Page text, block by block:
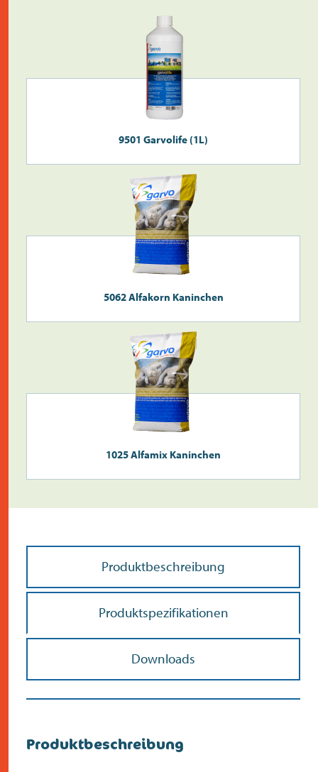
Überprüfen Sie die
Postleitzahl
Suche>
9501 Garvolife (1L)
5062 Alfakorn Kaninchen
1025 Alfamix Kaninchen
Produktbeschreibung
Produktspezifikationen
Downloads
Produktbeschreibung